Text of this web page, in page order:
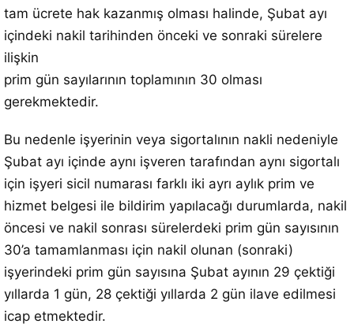
tam ücrete hak kazanmış olması halinde, Şubat ayı
içindeki nakil tarihinden önceki ve sonraki sürelere
ilişkin
prim gün sayılarının toplamının 30 olması
gerekmektedir.
Bu nedenle işyerinin veya sigortalının nakli nedeniyle
Şubat ayı içinde aynı işveren tarafından aynı sigortalı
için işyeri sicil numarası farklı iki ayrı aylık prim ve
hizmet belgesi ile bildirim yapılacağı durumlarda, nakil
öncesi ve nakil sonrası sürelerdeki prim gün sayısının
30’a tamamlanması için nakil olunan (sonraki)
işyerindeki prim gün sayısına Şubat ayının 29 çektiği
yıllarda 1 gün, 28 çektiği yıllarda 2 gün ilave edilmesi
icap etmektedir.